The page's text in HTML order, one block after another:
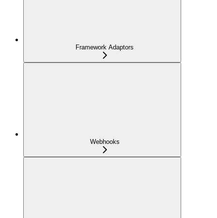
Framework Adaptors
Webhooks